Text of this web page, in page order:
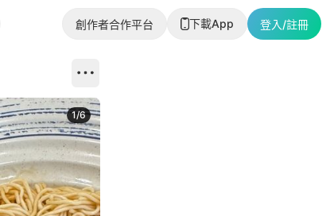
創作者合作平台 下載App 登入/註冊
1/6